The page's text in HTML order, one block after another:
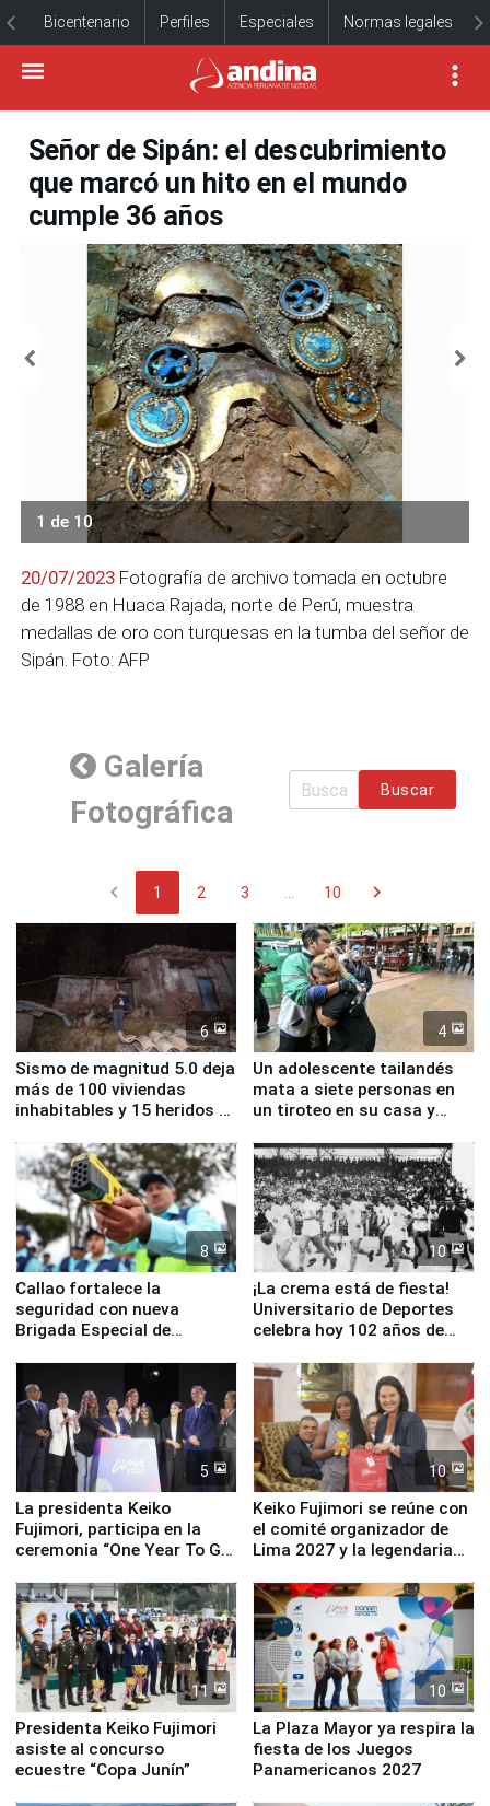
Bicentenario Perfiles Especiales Normas legales
Señor de Sipán: el descubrimiento
que marcó un hito en el mundo
cumple 36 años
1 de 10
20/07/2023 Fotografía de archivo tomada en octubre
de 1988 en Huaca Rajada, norte de Perú, muestra
medallas de oro con turquesas en la tumba del señor de
Sipán. Foto: AFP
Galería
Fotográfica
Buscar
chevron_left 1 2 3 10 chevron_right
6
Sismo de magnitud 5.0 deja
más de 100 viviendas
inhabitables y 15 heridos en
4
Un adolescente tailandés
mata a siete personas en
un tiroteo en su casa y
8
Callao fortalece la
seguridad con nueva
Brigada Especial de
equipamiento para
Serenazgo
10
¡La crema está de fiesta!
Universitario de Deportes
celebra hoy 102 años de
5
La presidenta Keiko
Fujimori, participa en la
ceremonia “One Year To Go
10
Keiko Fujimori se reúne con
el comité organizador de
Lima 2027 y la legendaria
11
Presidenta Keiko Fujimori
asiste al concurso
ecuestre “Copa Junín”
10
La Plaza Mayor ya respira la
fiesta de los Juegos
Panamericanos 2027